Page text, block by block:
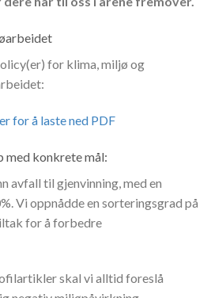
for klima, miljø og
for å laste ned PDF
konkrete mål:
avfall til gjenvinning, med en
Vi oppnådde en sorteringsgrad på
for å forbedre
skal vi alltid foreslå